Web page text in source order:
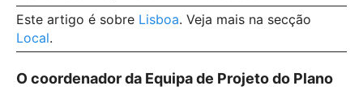
Este artigo é sobre Lisboa. Veja mais na secção
Local.
O coordenador da Equipa de Projeto do Plano